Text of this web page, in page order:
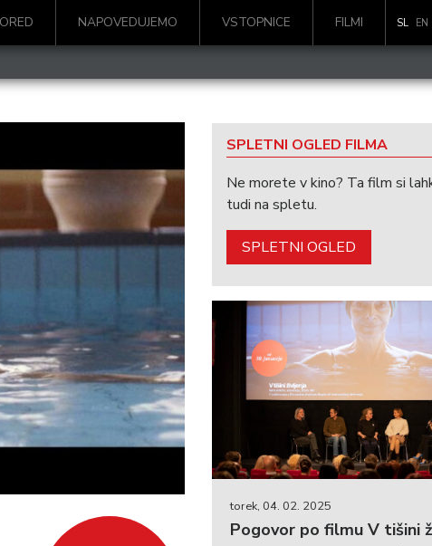
NAPOVEDUJEMO VSTOPNICE FILMI SL EN
SPLETNI OGLED FILMA
Ne morete v kino? Ta film si
tudi na spletu.
SPLETNI OGLED
torek, 04. 02. 2025
Pogovor po filmu V tišini